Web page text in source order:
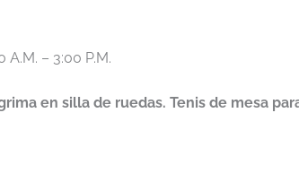
– 3:00 P.M.
en silla de ruedas. Tenis de mesa